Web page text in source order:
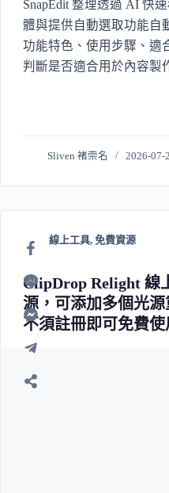
SnapEdit 整理透過 AI 快
體與提供自動選取功能自
功能特色、使用步驟、適
判斷是否適合用於內容製
Sliven 褚崇名 2026-07-
線上工具, 免費資源
ClipDrop Relight 線
源，可添加多個光源
不須註冊即可免費使